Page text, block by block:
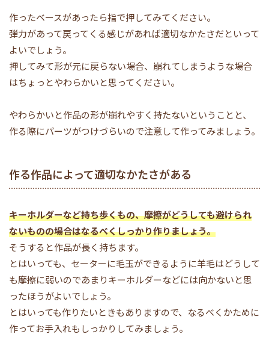
作ったベースがあったら指で押してみてください。
弾力があって戻ってくる感じがあれば適切なかたさだといって
よいでしょう。
押してみて形が元に戻らない場合、崩れてしまうような場合
はちょっとやわらかいと思ってください。
やわらかいと作品の形が崩れやすく持たないということと、
作る際にパーツがつけづらいので注意して作ってみましょう。
作る作品によって適切なかたさがある
キーホルダーなど持ち歩くもの、摩擦がどうしても避けられ
ないものの場合はなるべくしっかり作りましょう。
そうすると作品が長く持ちます。
とはいっても、セーターに毛玉ができるように羊毛はどうして
も摩擦に弱いのであまりキーホルダーなどには向かないと思
ったほうがよいでしょう。
とはいっても作りたいときもありますので、なるべくかために
作ってお手入れもしっかりしてみましょう。